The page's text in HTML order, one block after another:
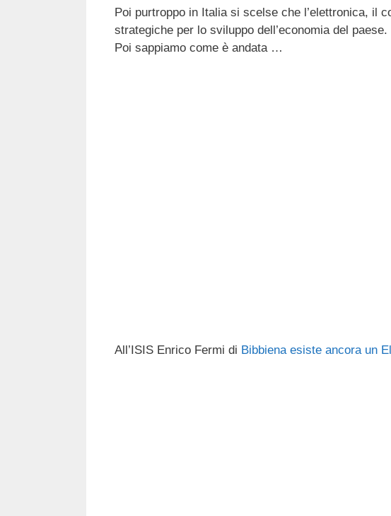
o
o
s
n
m p
p
di
Poi purtroppo in Italia si scelse che l’elettronica, il
strategiche per lo sviluppo dell’economia del paese.
Poi sappiamo come è andata …
All’ISIS Enrico Fermi di Bibbiena esiste ancora un